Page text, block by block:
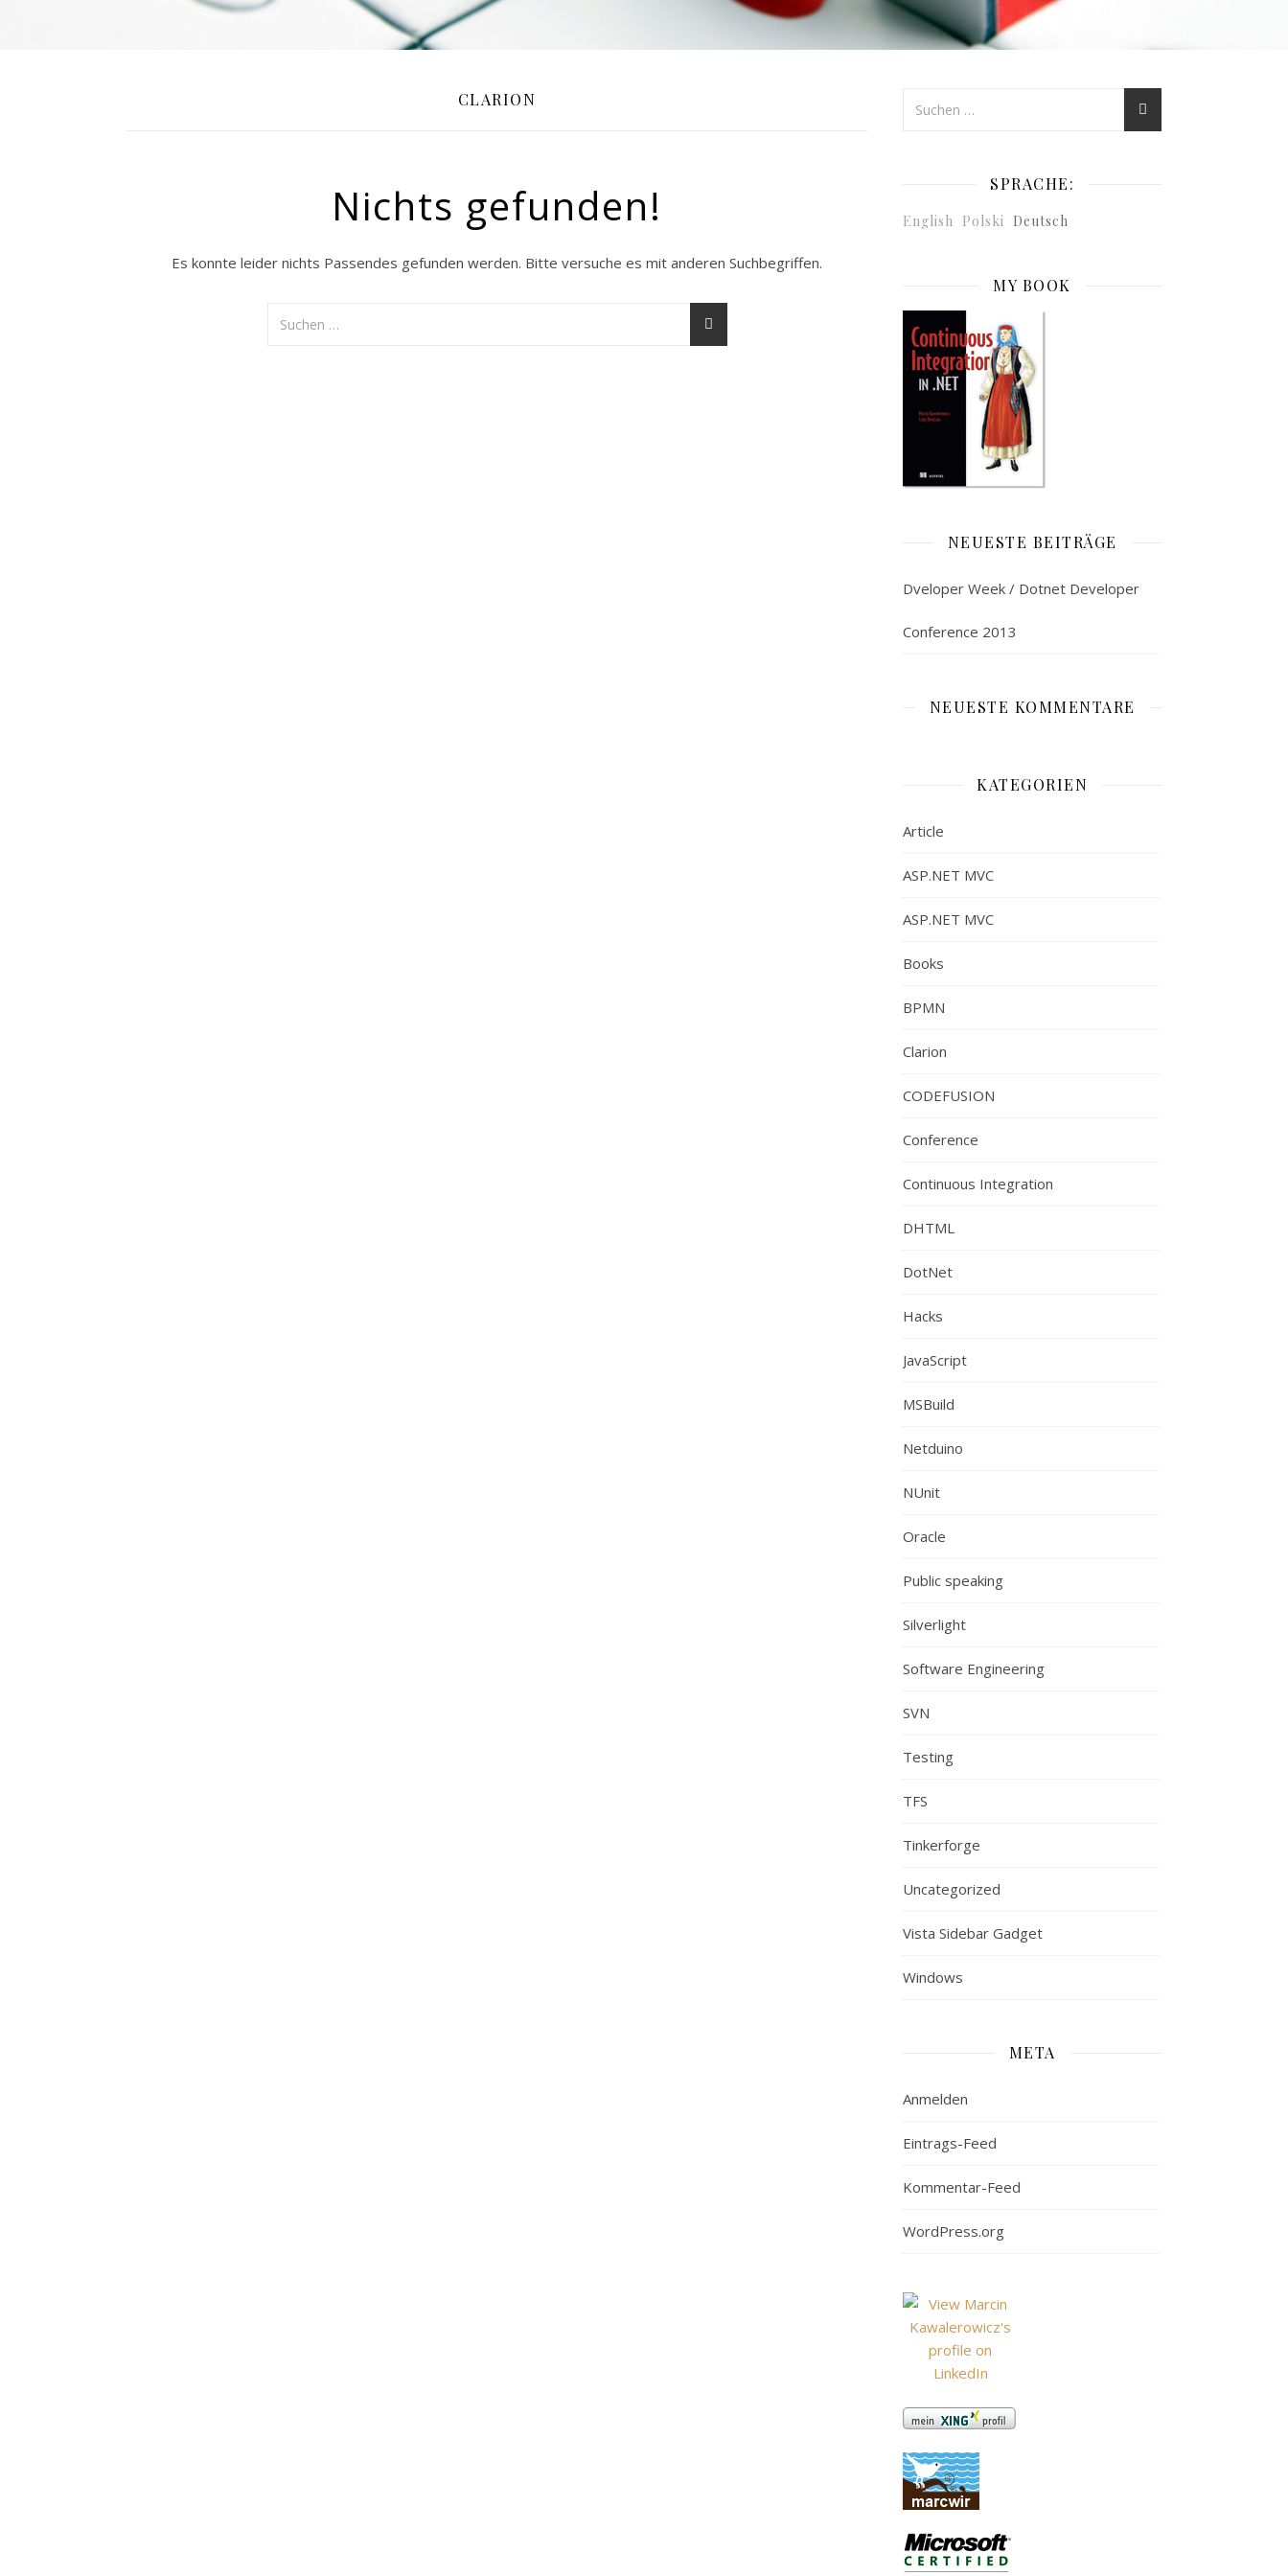
CLARION
Nichts gefunden!
Es konnte leider nichts Passendes gefunden werden. Bitte versuche es mit anderen Suchbegriffen.
SPRACHE:
English Polski Deutsch
MY BOOK
NEUESTE BEITRÄGE
Dveloper Week / Dotnet Developer
Conference 2013
NEUESTE KOMMENTARE
KATEGORIEN
Article
ASP.NET MVC
ASP.NET MVC
Books
BPMN
Clarion
CODEFUSION
Conference
Continuous Integration
DHTML
DotNet
Hacks
JavaScript
MSBuild
Netduino
NUnit
Oracle
Public speaking
Silverlight
Software Engineering
SVN
Testing
TFS
Tinkerforge
Uncategorized
Vista Sidebar Gadget
Windows
META
Anmelden
Eintrags-Feed
Kommentar-Feed
WordPress.org